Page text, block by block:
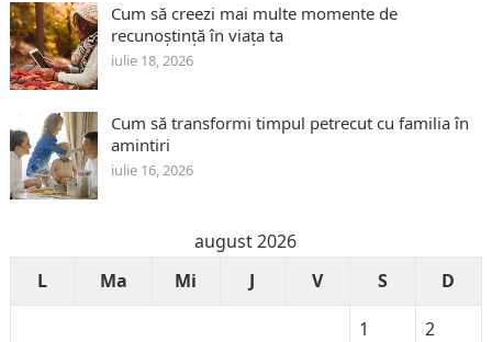
Cum să creezi mai multe momente de
recunoștință în viața ta
iulie 18, 2026
Cum să transformi timpul petrecut cu familia în
amintiri
iulie 16, 2026
august 2026
L
Ma Mi J V S
D
1
2